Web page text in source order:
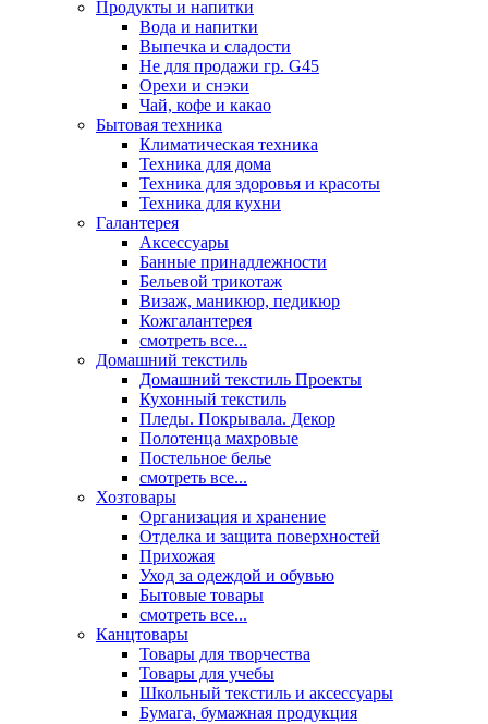
Продукты и напитки
Вода и напитки
Выпечка и сладости
Не для продажи гр. G45
Орехи и снэки
Чай, кофе и какао
Бытовая техника
Климатическая техника
Техника для дома
Техника для здоровья и красоты
Техника для кухни
Галантерея
Аксессуары
Банные принадлежности
Бельевой трикотаж
Визаж, маникюр, педикюр
Кожгалантерея
смотреть все...
Домашний текстиль
Домашний текстиль Проекты
Кухонный текстиль
Пледы. Покрывала. Декор
Полотенца махровые
Постельное белье
смотреть все...
Хозтовары
Организация и хранение
Отделка и защита поверхностей
Прихожая
Уход за одеждой и обувью
Бытовые товары
смотреть все...
Канцтовары
Товары для творчества
Товары для учебы
Школьный текстиль и аксессуары
Бумага, бумажная продукция